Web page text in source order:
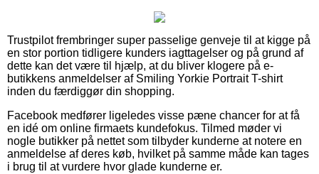
Trustpilot frembringer super passelige genveje til at kigge på
en stor portion tidligere kunders iagttagelser og på grund af
dette kan det være til hjælp, at du bliver klogere på e-
butikkens anmeldelser af Smiling Yorkie Portrait T-shirt
inden du færdiggør din shopping.
Facebook medfører ligeledes visse pæne chancer for at få
en idé om online firmaets kundefokus. Tilmed møder vi
nogle butikker på nettet som tilbyder kunderne at notere en
anmeldelse af deres køb, hvilket på samme måde kan tages
i brug til at vurdere hvor glade kunderne er.